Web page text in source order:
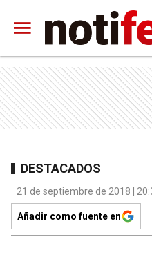
DESTACADOS
21 de septiembre de 2018 |
Añadir como fuente en